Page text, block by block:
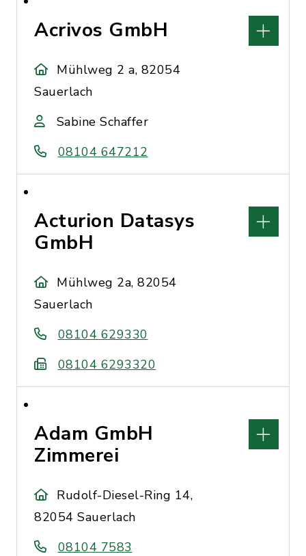
Acrivos GmbH
Mühlweg 2 a, 82054
Sauerlach
Sabine Schaffer
08104 647212
Acturion Datasys
GmbH
Mühlweg 2a, 82054
Sauerlach
08104 629330
08104 6293320
Adam GmbH
Zimmerei
Rudolf-Diesel-Ring 14,
82054 Sauerlach
08104 7583